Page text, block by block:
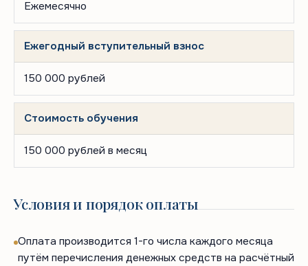
Ежемесячно
Ежегодный вступительный взнос
150 000 рублей
Стоимость обучения
150 000 рублей в месяц
Условия и порядок оплаты
Оплата производится 1-го числа каждого месяца
путём перечисления денежных средств на расчётный